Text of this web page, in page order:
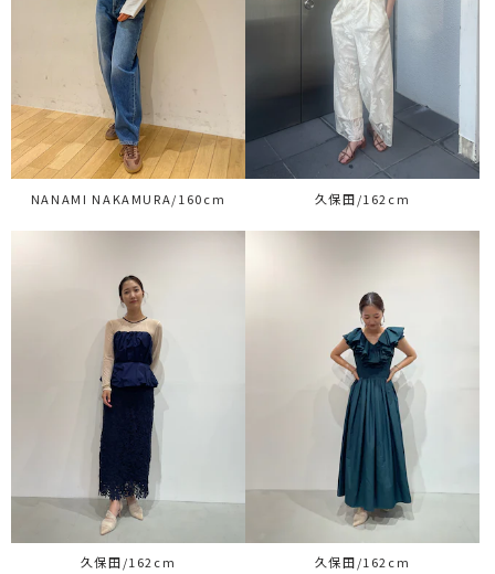
NANAMI NAKAMURA/160cm 久保田/162cm
久保田/162cm 久保田/162cm